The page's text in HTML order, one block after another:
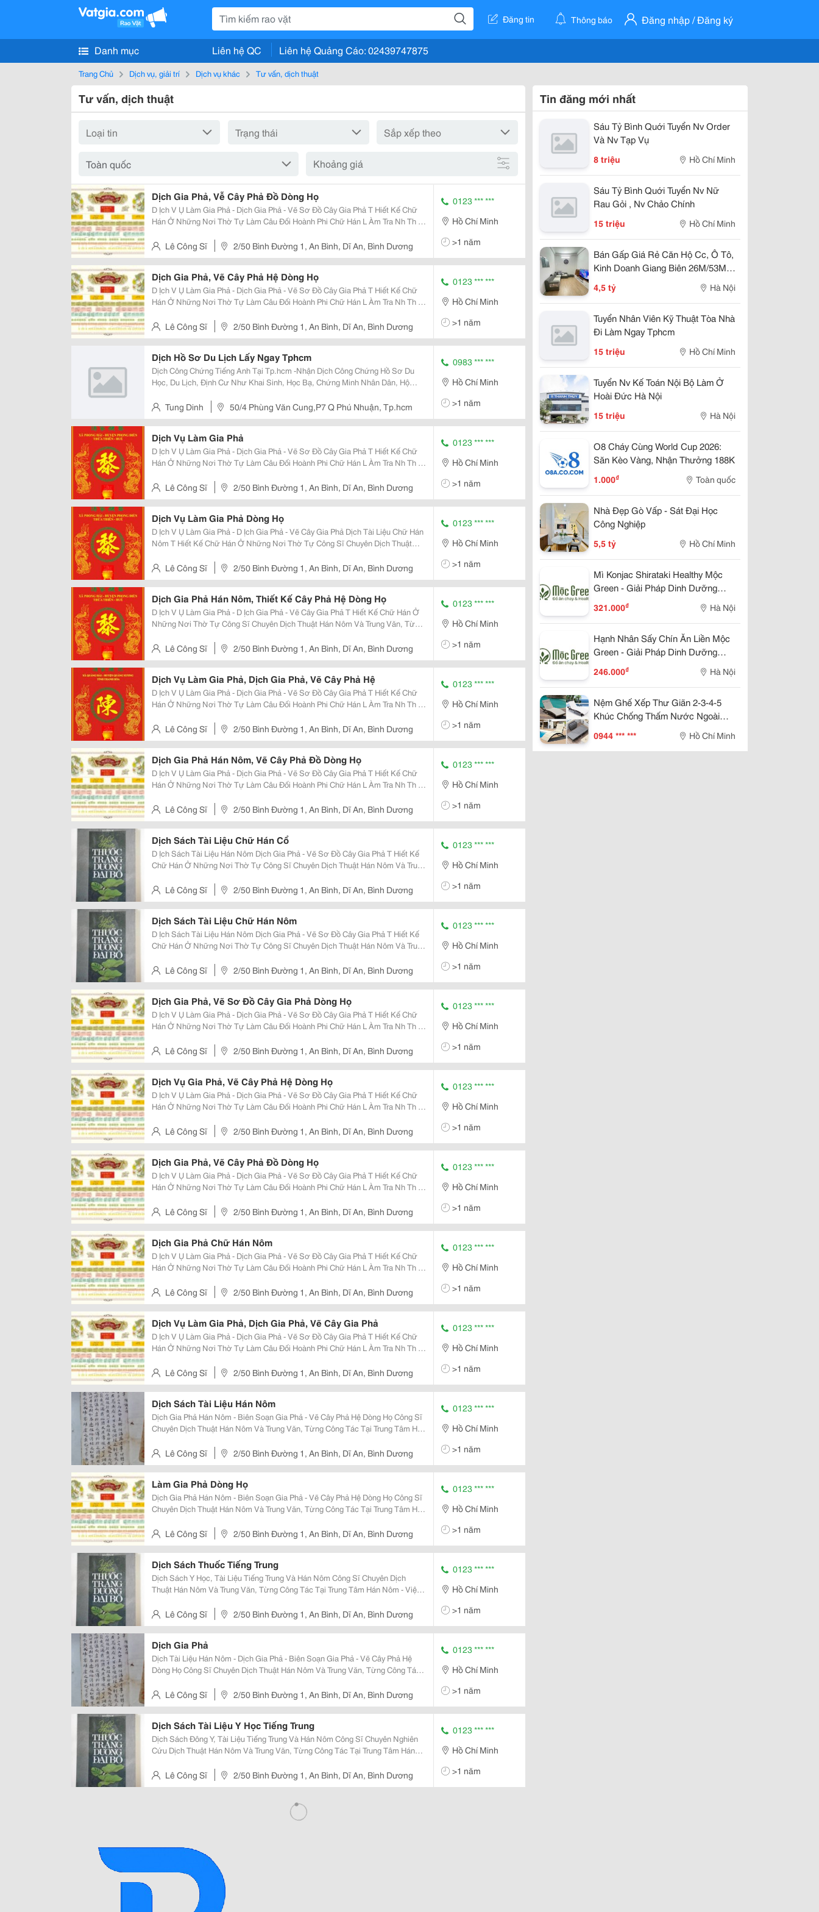
Đăng tin Thông báo Đăng nhập / Đăng ký
Danh mục Liên hệ QC Liên hệ Quảng Cáo: 02439747875
Trang Chủ Dịch vụ, giải trí Dịch vụ khác Tư vấn, dịch thuật
Tư vấn, dịch thuật
Khoảng giá
Dịch Gia Phả, Vễ Cây Phả Đồ Dòng Họ
D Ịch V Ụ Làm Gia Phả - Dịch Gia Phả - Vẽ Sơ Đồ Cây Gia Phả T Hiết Kế Chữ
Hán Ở Những Nơi Thờ Tự Làm Câu Đối Hoành Phi Chữ Hán L Àm Tra Nh Th Ư
Tác Tại Trung Tâm Hán N
Lê Công Sĩ 2/50 Bình Đường 1, An Bình, Dĩ An, Bình Dương
0123 *** ***
Hồ Chí Minh
>1 năm
Dịch Gia Phả, Vẽ Cây Phả Hệ Dòng Họ
D Ịch V Ụ Làm Gia Phả - Dịch Gia Phả - Vẽ Sơ Đồ Cây Gia Phả T Hiết Kế Chữ
Hán Ở Những Nơi Thờ Tự Làm Câu Đối Hoành Phi Chữ Hán L Àm Tra Nh Th Ư
Tác Tại Trung Tâm Hán N
Lê Công Sĩ 2/50 Bình Đường 1, An Bình, Dĩ An, Bình Dương
0123 *** ***
Hồ Chí Minh
>1 năm
Dịch Hồ Sơ Du Lịch Lấy Ngay Tphcm
Dịch Công Chứng Tiếng Anh Tại Tp.hcm -Nhận Dịch Công Chứng Hồ Sơ Du
Học, Du Lịch, Định Cư Như Khai Sinh, Học Bạ, Chứng Minh Nhân Dân, Hộ
Lịch, Lý Lịch Tư Pháp, Bằng Lái Xe, Các
Tung Dinh 50/4 Phùng Văn Cung,P7 Q Phú Nhuận, Tp.hcm
0983 *** ***
Hồ Chí Minh
>1 năm
Dịch Vụ Làm Gia Phả
D Ịch V Ụ Làm Gia Phả - Dịch Gia Phả - Vẽ Sơ Đồ Cây Gia Phả T Hiết Kế Chữ
Hán Ở Những Nơi Thờ Tự Làm Câu Đối Hoành Phi Chữ Hán L Àm Tra Nh Th Ư
Tác Tại Trung Tâm Hán N
Lê Công Sĩ 2/50 Bình Đường 1, An Bình, Dĩ An, Bình Dương
0123 *** ***
Hồ Chí Minh
>1 năm
Dịch Vụ Làm Gia Phả Dòng Họ
D Ịch V Ụ Làm Gia Phả - D Ịch Gia Phả - Vẽ Cây Gia Phả Dịch Tài Liệu Chữ Hán
Nôm T Hiết Kế Chữ Hán Ở Những Nơi Thờ Tự Công Sĩ Chuyên Dịch Thuật
&Amp; Nvqg Tại Tphcm, Đã
Lê Công Sĩ 2/50 Bình Đường 1, An Bình, Dĩ An, Bình Dương
0123 *** ***
Hồ Chí Minh
>1 năm
Dịch Gia Phả Hán Nôm, Thiết Kế Cây Phả Hệ Dòng Họ
D Ịch V Ụ Làm Gia Phả - D Ịch Gia Phả - Vẽ Cây Gia Phả T Hiết Kế Chữ Hán Ở
Những Nơi Thờ Tự Công Sĩ Chuyên Dịch Thuật Hán Nôm Và Trung Văn, Từng
Biên Dịch Hàng Trăm Đầu Sác
Lê Công Sĩ 2/50 Bình Đường 1, An Bình, Dĩ An, Bình Dương
0123 *** ***
Hồ Chí Minh
>1 năm
Dịch Vụ Làm Gia Phả, Dịch Gia Phả, Vẽ Cây Phả Hệ
D Ịch V Ụ Làm Gia Phả - Dịch Gia Phả - Vẽ Sơ Đồ Cây Gia Phả T Hiết Kế Chữ
Hán Ở Những Nơi Thờ Tự Làm Câu Đối Hoành Phi Chữ Hán L Àm Tra Nh Th Ư
Tác Tại Trung Tâm Hán N
Lê Công Sĩ 2/50 Bình Đường 1, An Bình, Dĩ An, Bình Dương
0123 *** ***
Hồ Chí Minh
>1 năm
Dịch Gia Phả Hán Nôm, Vẽ Cây Phả Đồ Dòng Họ
D Ịch V Ụ Làm Gia Phả - Dịch Gia Phả - Vẽ Sơ Đồ Cây Gia Phả T Hiết Kế Chữ
Hán Ở Những Nơi Thờ Tự Làm Câu Đối Hoành Phi Chữ Hán L Àm Tra Nh Th Ư
Tác Tại Trung Tâm Hán N
Lê Công Sĩ 2/50 Bình Đường 1, An Bình, Dĩ An, Bình Dương
0123 *** ***
Hồ Chí Minh
>1 năm
Dịch Sách Tài Liệu Chữ Hán Cổ
D Ịch Sách Tài Liệu Hán Nôm Dịch Gia Phả - Vẽ Sơ Đồ Cây Gia Phả T Hiết Kế
Chữ Hán Ở Những Nơi Thờ Tự Công Sĩ Chuyên Dịch Thuật Hán Nôm Và Trung
Tphcm, Đã Biên Dịch Hàng Tr
Lê Công Sĩ 2/50 Bình Đường 1, An Bình, Dĩ An, Bình Dương
0123 *** ***
Hồ Chí Minh
>1 năm
Dịch Sách Tài Liệu Chữ Hán Nôm
D Ịch Sách Tài Liệu Hán Nôm Dịch Gia Phả - Vẽ Sơ Đồ Cây Gia Phả T Hiết Kế
Chữ Hán Ở Những Nơi Thờ Tự Công Sĩ Chuyên Dịch Thuật Hán Nôm Và Trung
Tphcm, Đã Biên Dịch Hàng Tr
Lê Công Sĩ 2/50 Bình Đường 1, An Bình, Dĩ An, Bình Dương
0123 *** ***
Hồ Chí Minh
>1 năm
Dịch Gia Phả, Vẽ Sơ Đồ Cây Gia Phả Dòng Họ
D Ịch V Ụ Làm Gia Phả - Dịch Gia Phả - Vẽ Sơ Đồ Cây Gia Phả T Hiết Kế Chữ
Hán Ở Những Nơi Thờ Tự Làm Câu Đối Hoành Phi Chữ Hán L Àm Tra Nh Th Ư
Tác Tại Trung Tâm Hán N
Lê Công Sĩ 2/50 Bình Đường 1, An Bình, Dĩ An, Bình Dương
0123 *** ***
Hồ Chí Minh
>1 năm
Dịch Vụ Gia Phả, Vẽ Cây Phả Hệ Dòng Họ
D Ịch V Ụ Làm Gia Phả - Dịch Gia Phả - Vẽ Sơ Đồ Cây Gia Phả T Hiết Kế Chữ
Hán Ở Những Nơi Thờ Tự Làm Câu Đối Hoành Phi Chữ Hán L Àm Tra Nh Th Ư
Tác Tại Trung Tâm Hán N
Lê Công Sĩ 2/50 Bình Đường 1, An Bình, Dĩ An, Bình Dương
0123 *** ***
Hồ Chí Minh
>1 năm
Dịch Gia Phả, Vẽ Cây Phả Đồ Dòng Họ
D Ịch V Ụ Làm Gia Phả - Dịch Gia Phả - Vẽ Sơ Đồ Cây Gia Phả T Hiết Kế Chữ
Hán Ở Những Nơi Thờ Tự Làm Câu Đối Hoành Phi Chữ Hán L Àm Tra Nh Th Ư
Tác Tại Trung Tâm Hán N
Lê Công Sĩ 2/50 Bình Đường 1, An Bình, Dĩ An, Bình Dương
0123 *** ***
Hồ Chí Minh
>1 năm
Dịch Gia Phả Chữ Hán Nôm
D Ịch V Ụ Làm Gia Phả - Dịch Gia Phả - Vẽ Sơ Đồ Cây Gia Phả T Hiết Kế Chữ
Hán Ở Những Nơi Thờ Tự Làm Câu Đối Hoành Phi Chữ Hán L Àm Tra Nh Th Ư
Tác Tại Trung Tâm Hán N
Lê Công Sĩ 2/50 Bình Đường 1, An Bình, Dĩ An, Bình Dương
0123 *** ***
Hồ Chí Minh
>1 năm
Dịch Vụ Làm Gia Phả, Dịch Gia Phả, Vẽ Cây Gia Phả
D Ịch V Ụ Làm Gia Phả - Dịch Gia Phả - Vẽ Sơ Đồ Cây Gia Phả T Hiết Kế Chữ
Hán Ở Những Nơi Thờ Tự Làm Câu Đối Hoành Phi Chữ Hán L Àm Tra Nh Th Ư
Tác Tại Trung Tâm H
Lê Công Sĩ 2/50 Bình Đường 1, An Bình, Dĩ An, Bình Dương
0123 *** ***
Hồ Chí Minh
>1 năm
Dịch Sách Tài Liệu Hán Nôm
Dịch Gia Phả Hán Nôm - Biên Soạn Gia Phả - Vẽ Cây Phả Hệ Dòng Họ Công Sĩ
Chuyên Dịch Thuật Hán Nôm Và Trung Văn, Từng Công Tác Tại Trung Tâm Hán
Trăm Gia Phả, Sắc Phong Từ Mọi Miề
Lê Công Sĩ 2/50 Bình Đường 1, An Bình, Dĩ An, Bình Dương
0123 *** ***
Hồ Chí Minh
>1 năm
Làm Gia Phả Dòng Họ
Dịch Gia Phả Hán Nôm - Biên Soạn Gia Phả - Vẽ Cây Phả Hệ Dòng Họ Công Sĩ
Chuyên Dịch Thuật Hán Nôm Và Trung Văn, Từng Công Tác Tại Trung Tâm Hán
Trăm Gia Phả, Sắc Phong Từ Mọi Miề
Lê Công Sĩ 2/50 Bình Đường 1, An Bình, Dĩ An, Bình Dương
0123 *** ***
Hồ Chí Minh
>1 năm
Dịch Sách Thuốc Tiếng Trung
Dịch Sách Y Học, Tài Liệu Tiếng Trung Và Hán Nôm Công Sĩ Chuyên Dịch
Thuật Hán Nôm Và Trung Văn, Từng Công Tác Tại Trung Tâm Hán Nôm - Viện
Sắc Phong Từ Mọi Miền Đất Nước
Lê Công Sĩ 2/50 Bình Đường 1, An Bình, Dĩ An, Bình Dương
0123 *** ***
Hồ Chí Minh
>1 năm
Dịch Gia Phả
Dịch Tài Liệu Hán Nôm - Dịch Gia Phả - Biên Soạn Gia Phả - Vẽ Cây Phả Hệ
Dòng Họ Công Sĩ Chuyên Dịch Thuật Hán Nôm Và Trung Văn, Từng Công Tác
Phục Chế Hàng Trăm Gia Phả,
Lê Công Sĩ 2/50 Bình Đường 1, An Bình, Dĩ An, Bình Dương
0123 *** ***
Hồ Chí Minh
>1 năm
Dịch Sách Tài Liệu Y Học Tiếng Trung
Dịch Sách Đông Y, Tài Liệu Tiếng Trung Và Hán Nôm Công Sĩ Chuyên Nghiên
Cứu Dịch Thuật Hán Nôm Và Trung Văn, Từng Công Tác Tại Trung Tâm Hán
Trăm Gia Phả, Sắc Phong Từ Mọi Miền
Lê Công Sĩ 2/50 Bình Đường 1, An Bình, Dĩ An, Bình Dương
0123 *** ***
Hồ Chí Minh
>1 năm
Tin đăng mới nhất
Sáu Tỷ Bình Quới Tuyển Nv Order
Và Nv Tạp Vụ
8 triệu Hồ Chí Minh
Sáu Tỷ Bình Quới Tuyển Nv Nữ
Rau Gỏi , Nv Chảo Chính
15 triệu Hồ Chí Minh
Bán Gấp Giá Rẻ Căn Hộ Cc, Ô Tô,
Kinh Doanh Giang Biên 26M/53M,
T1&2, Mặt Tiền 3, 4.5 Tỷ Long Biên.
4,5 tỷ Hà Nội
Tuyển Nhân Viên Kỹ Thuật Tòa Nhà
Đi Làm Ngay Tphcm
15 triệu Hồ Chí Minh
Tuyển Nv Kế Toán Nội Bộ Làm Ở
Hoài Đức Hà Nội
15 triệu Hà Nội
O8 Cháy Cùng World Cup 2026:
Săn Kèo Vàng, Nhận Thưởng 188K
1.000₫ Toàn quốc
Nhà Đẹp Gò Vấp - Sát Đại Học
Công Nghiệp
5,5 tỷ Hồ Chí Minh
Mì Konjac Shirataki Healthy Mộc
Green - Giải Pháp Dinh Dưỡng
Lành Mạnh Cho Cuộc Sống Hiện
Đại
321.000₫ Hà Nội
Hạnh Nhân Sấy Chín Ăn Liền Mộc
Green - Giải Pháp Dinh Dưỡng
Lành Mạnh Cho Cuộc Sống Hiện
Đại
246.000₫ Hà Nội
Nệm Ghế Xếp Thư Giãn 2-3-4-5
Khúc Chống Thấm Nước Ngoài
Trời Bãi Biển Sân Vườn
0944 *** *** Hồ Chí Minh